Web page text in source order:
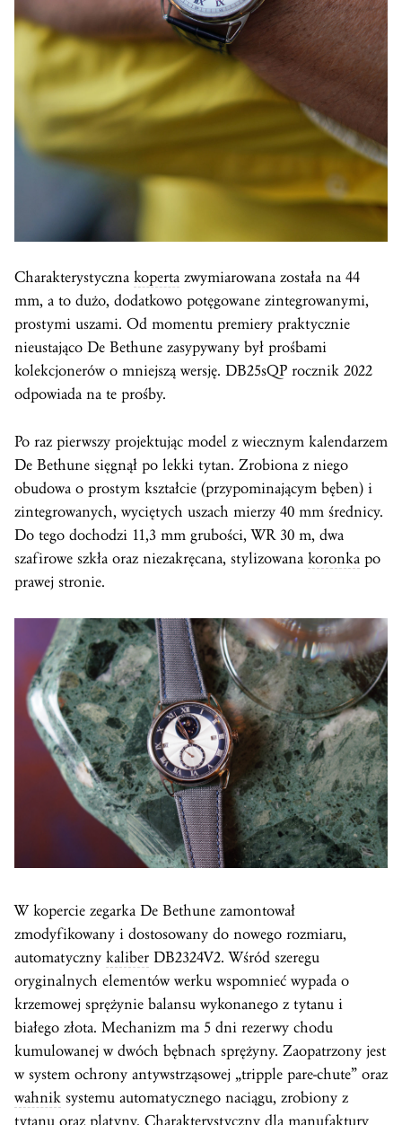
Charakterystyczna koperta zwymiarowana została na 44
mm, a to dużo, dodatkowo potęgowane zintegrowanymi,
prostymi uszami. Od momentu premiery praktycznie
nieustająco De Bethune zasypywany był prośbami
kolekcjonerów o mniejszą wersję. DB25sQP rocznik 2022
odpowiada na te prośby.
Po raz pierwszy projektując model z wiecznym kalendarzem
De Bethune sięgnął po lekki tytan. Zrobiona z niego
obudowa o prostym kształcie (przypominającym bęben) i
zintegrowanych, wyciętych uszach mierzy 40 mm średnicy.
Do tego dochodzi 11,3 mm grubości, WR 30 m, dwa
szafirowe szkła oraz niezakręcana, stylizowana koronka po
prawej stronie.
W kopercie zegarka De Bethune zamontował
zmodyfikowany i dostosowany do nowego rozmiaru,
automatyczny kaliber DB2324V2. Wśród szeregu
oryginalnych elementów werku wspomnieć wypada o
krzemowej sprężynie balansu wykonanego z tytanu i
białego złota. Mechanizm ma 5 dni rezerwy chodu
kumulowanej w dwóch bębnach sprężyny. Zaopatrzony jest
w system ochrony antywstrząsowej „tripple pare-chute” oraz
wahnik systemu automatycznego naciągu, zrobiony z
tytanu oraz platyny. Charakterystyczny dla manufaktury